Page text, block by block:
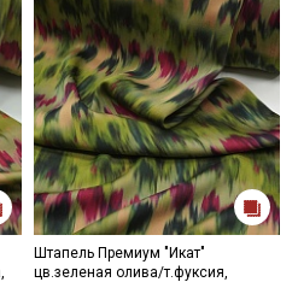
Штапель Премиум "Икат"
цв.зеленая олива/т.фуксия,
обработки персональных
на обработку персональных
рекламных и